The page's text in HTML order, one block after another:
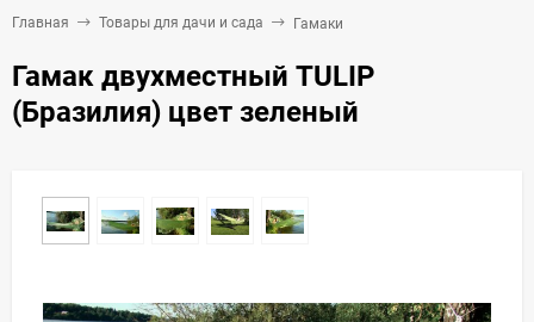
Главная Товары для дачи и сада Гамаки
Гамак двухместный TULIP
(Бразилия) цвет зеленый